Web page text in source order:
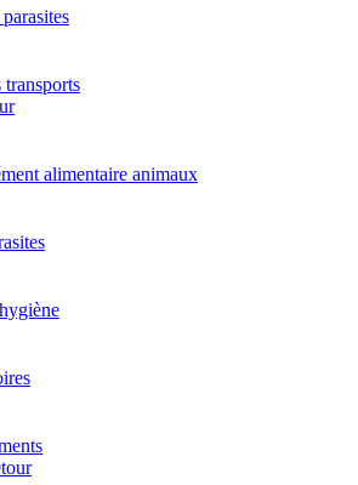
transports
alimentaire animaux